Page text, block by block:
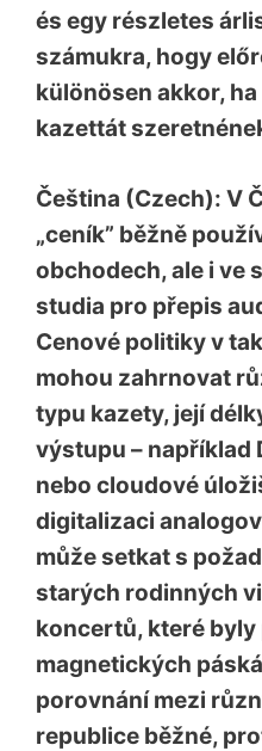
és egy részletes
számukra, hogy
különösen akkor,
kazettát
Čeština (Czech): V
„ceník” běžně
obchodech, ale i ve
studia pro přepis
Cenové politiky v
mohou zahrnovat
typu kazety, její
výstupu – například
nebo cloudové
digitalizaci
může setkat s
starých rodinných
koncertů, které
magnetických
porovnání mezi
republice běžné,